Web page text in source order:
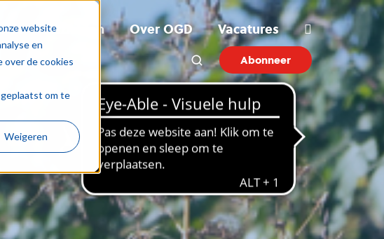
website
en
over de cookies
om te
Weigeren
Inzichten Over OGD Vacatures
Abonneer